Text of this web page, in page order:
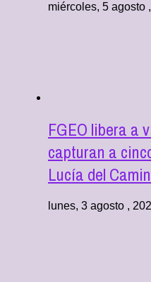
miércoles, 5 agosto
FGEO libera a
capturan a
Lucía del
lunes, 3 agosto ,